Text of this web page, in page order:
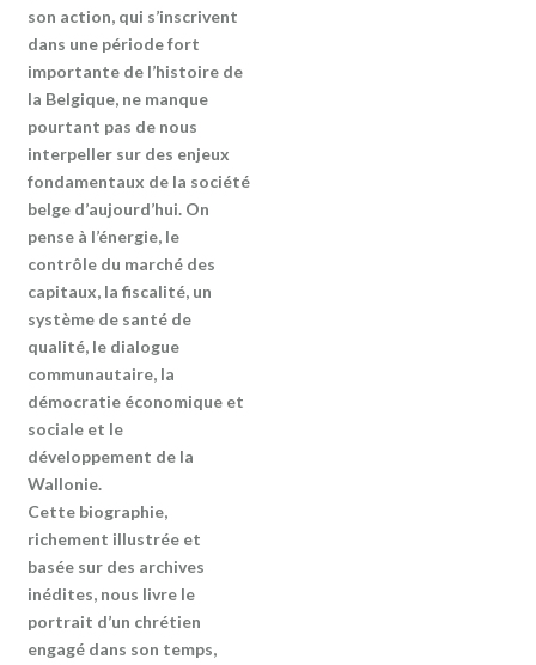
son action, qui s’inscrivent
dans une période fort
importante de l’histoire de
la Belgique, ne manque
pourtant pas de nous
interpeller sur des enjeux
fondamentaux de la société
belge d’aujourd’hui. On
pense à l’énergie, le
contrôle du marché des
capitaux, la fiscalité, un
système de santé de
qualité, le dialogue
communautaire, la
démocratie économique et
sociale et le
développement de la
Wallonie.
Cette biographie,
richement illustrée et
basée sur des archives
inédites, nous livre le
portrait d’un chrétien
engagé dans son temps,